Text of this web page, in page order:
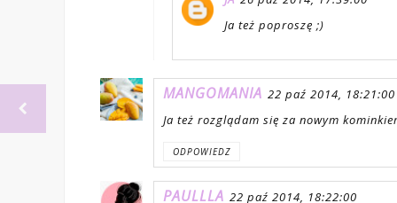
Ja też poproszę ;)
MANGOMANIA 22 paź 2014, 18:21:00
Ja też rozglądam się za nowym
ODPOWIEDZ
PAULLLA 22 paź 2014, 18:22:00